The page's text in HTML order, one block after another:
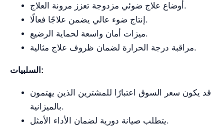
أوضاع علاج ضوئي مزدوجة تعزز مرونة العلاج.
إنتاج ضوء عالي يضمن علاجًا فعالًا.
ميزات أمان واسعة لحماية الرضيع.
مراقبة درجة الحرارة لضمان ظروف علاج مثالية.
السلبيات:
قد يكون سعر السوق اعتبارًا للمشترين الذين يهتمون
بالميزانية.
يتطلب صيانة دورية لضمان الأداء الأمثل.